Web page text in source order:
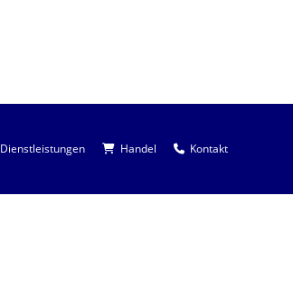
Dienstleistungen Handel Kontakt